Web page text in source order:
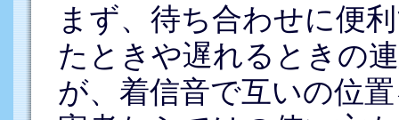
まず、待ち合わせに便
たときや遅れるときの
が、着信音で互いの位